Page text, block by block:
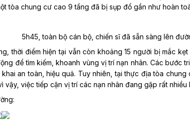
tòa chung cư cao 9 tầng đã bị sụp đổ gần như hoàn
5h45, toàn bộ cán bộ, chiến sĩ đã sẵn sàng lên
thời điểm hiện tại vẫn còn khoảng 15 người bị mắc
để tìm kiếm, khoanh vùng vị trí nạn nhân. Các bước
an toàn, hiệu quả. Tuy nhiên, tại thực địa tòa
vậy, việc tiếp cận vị trí các nạn nhân đang gặp rất nhiều